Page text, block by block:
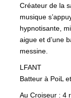
Créateur de la
musique
hypnotisante,
aigue et d’une
messine.
LFANT
Batteur à PoiL
Au Croiseur : 4